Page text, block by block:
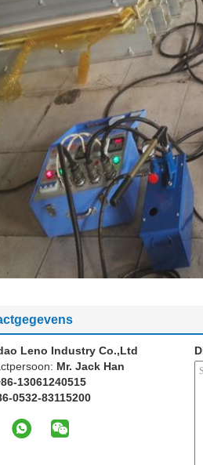
Leno Industry Co.,Ltd
Mr. Jack Han
13061240515
0532-83115200